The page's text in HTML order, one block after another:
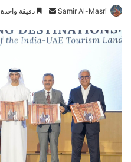
Samir Al-Masri
س
ر
ي
د
ا
إ
ل
دقيقة واحدة